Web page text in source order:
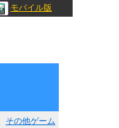
モバイル版
その他ゲーム